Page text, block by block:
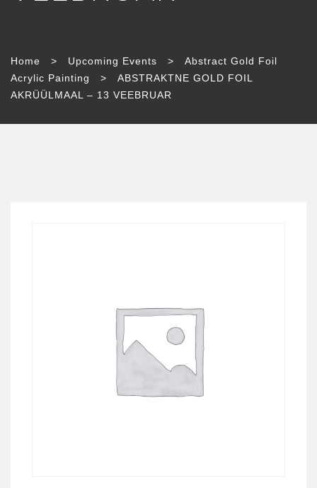
Home > Upcoming Events >
Abstract Gold Foil
Acrylic Painting
>
ABSTRAKTNE GOLD FOIL
AKRÜÜLMAAL – 13 VEEBRUAR